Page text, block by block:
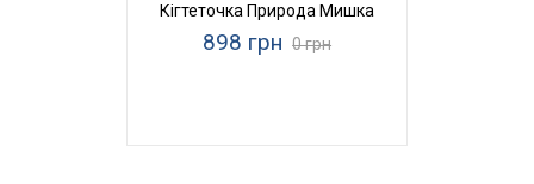
Кігтеточка Природа Мишка
898 грн 0 грн